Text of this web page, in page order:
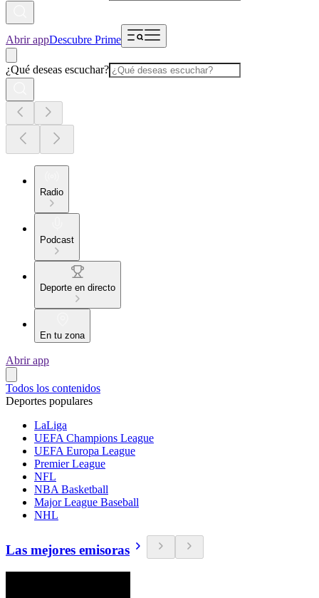
Abrir appDescubre Prime
¿Qué deseas escuchar?
Radio
Podcast
Deporte en directo
En tu zona
Abrir app
Todos los contenidos
Deportes populares
LaLiga
UEFA Champions League
UEFA Europa League
Premier League
NFL
NBA Basketball
Major League Baseball
NHL
Las mejores emisoras